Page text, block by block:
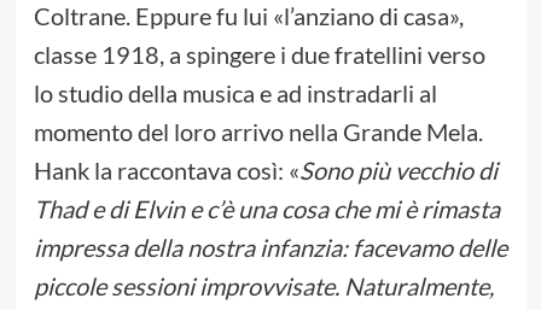
Coltrane. Eppure fu lui «l’anziano di casa»,
classe 1918, a spingere i due fratellini verso
lo studio della musica e ad instradarli al
momento del loro arrivo nella Grande Mela.
Hank la raccontava così: «Sono più vecchio di
Thad e di Elvin e c’è una cosa che mi è rimasta
impressa della nostra infanzia: facevamo delle
piccole sessioni improvvisate. Naturalmente,